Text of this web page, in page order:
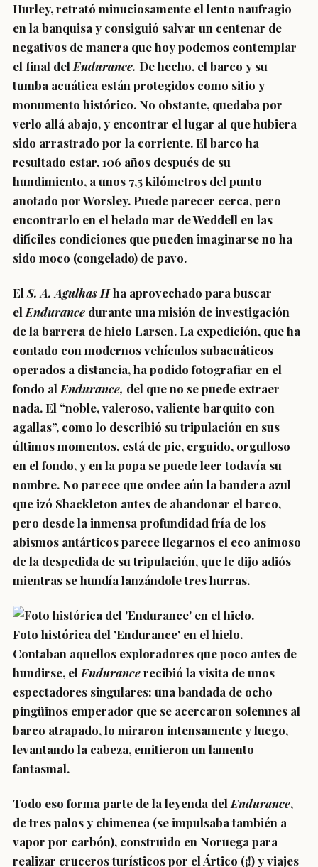
Hurley, retrató minuciosamente el lento naufragio
en la banquisa y consiguió salvar un centenar de
negativos de manera que hoy podemos contemplar
el final del Endurance. De hecho, el barco y su
tumba acuática están protegidos como sitio y
monumento histórico. No obstante, quedaba por
verlo allá abajo, y encontrar el lugar al que hubiera
sido arrastrado por la corriente. El barco ha
resultado estar, 106 años después de su
hundimiento, a unos 7,5 kilómetros del punto
anotado por Worsley. Puede parecer cerca, pero
encontrarlo en el helado mar de Weddell en las
difíciles condiciones que pueden imaginarse no ha
sido moco (congelado) de pavo.
El S. A. Agulhas IIha aprovechado para buscar
el Endurance durante una misión de investigación
de la barrera de hielo Larsen. La expedición, que ha
contado con modernos vehículos subacuáticos
operados a distancia, ha podido fotografiar en el
fondo al Endurance, del que no se puede extraer
nada. El “noble, valeroso, valiente barquito con
agallas”, como lo describió su tripulación en sus
últimos momentos, está de pie, erguido, orgulloso
en el fondo, y en la popa se puede leer todavía su
nombre. No parece que ondee aún la bandera azul
que izó Shackleton antes de abandonar el barco,
pero desde la inmensa profundidad fría de los
abismos antárticos parece llegarnos el eco animoso
de la despedida de su tripulación, que le dijo adiós
mientras se hundía lanzándole tres hurras.
Foto histórica del 'Endurance' en el hielo.
Contaban aquellos exploradores que poco antes de
hundirse, el Endurancerecibió la visita de unos
espectadores singulares: una bandada de ocho
pingüinos emperador que se acercaron solemnes al
barco atrapado, lo miraron intensamente y luego,
levantando la cabeza, emitieron un lamento
fantasmal.
Todo eso forma parte de la leyenda del Endurance,
de tres palos y chimenea (se impulsaba también a
vapor por carbón), construido en Noruega para
realizar cruceros turísticos por el Ártico (¡!) y viajes